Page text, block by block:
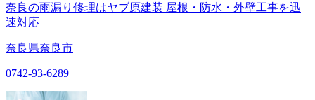
奈良の雨漏り修理はヤブ原建装 屋根・防水・外壁工事を迅
速対応
奈良県奈良市
0742-93-6289